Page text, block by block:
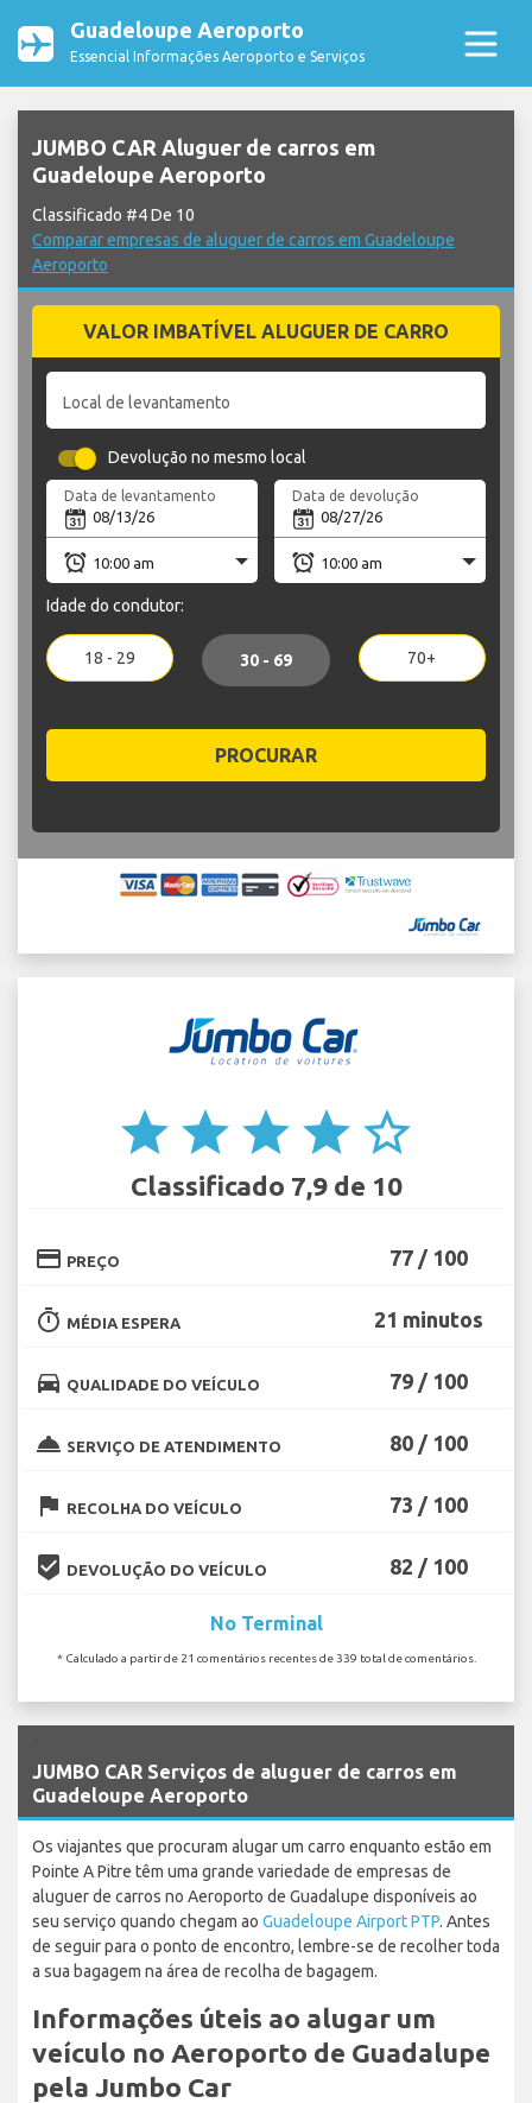
Guadeloupe Aeroporto
Essencial Informações Aeroporto e Serviços
JUMBO CAR Aluguer de carros em
Guadeloupe Aeroporto
Classificado #4 De 10
Comparar empresas de aluguer de carros em Guadeloupe
Aeroporto
VALOR IMBATÍVEL ALUGUER DE CARRO
Local de levantamento
Devolução no mesmo local
Data de levantamento Data de devolução
Idade do condutor:
18 - 29 30 - 69 70+
PROCURAR
star star star star star_border
Classificado 7,9 de 10
credit_card PREÇO 77 / 100
timer MÉDIA ESPERA 21 minutos
directions_car QUALIDADE DO VEÍCULO 79 / 100
room_service SERVIÇO DE ATENDIMENTO 80 / 100
flag RECOLHA DO VEÍCULO 73 / 100
beenhere DEVOLUÇÃO DO VEÍCULO 82 / 100
No Terminal
* Calculado a partir de 21 comentários recentes de 339 total de comentários.
JUMBO CAR Serviços de aluguer de carros em
Guadeloupe Aeroporto
Os viajantes que procuram alugar um carro enquanto estão em
Pointe A Pitre têm uma grande variedade de empresas de
aluguer de carros no Aeroporto de Guadalupe disponíveis ao
seu serviço quando chegam ao Guadeloupe Airport PTP. Antes
de seguir para o ponto de encontro, lembre-se de recolher toda
a sua bagagem na área de recolha de bagagem.
Informações úteis ao alugar um
veículo no Aeroporto de Guadalupe
pela Jumbo Car